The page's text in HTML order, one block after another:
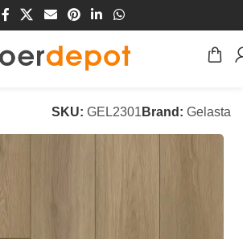
/PVC Vloeren
SKU: GEL2301 Brand: Gelasta